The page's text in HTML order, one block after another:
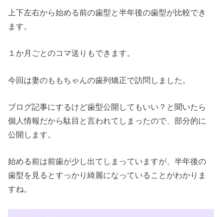
上下左右から始める前の歯型と半年後の歯型が比較でき
ます。
１か月ごとのコマ送りもできます。
今回は妻のももちゃんの歯列矯正で訪問しました。
ブログ記事にするけど歯型公開してもいい？と聞いたら
個人情報だから駄目と言われてしまったので、部分的に
公開します。
始める前は前歯が少し出てしまっていますが、半年後の
歯型を見るとすっかり綺麗になっていることがわかりま
すね。